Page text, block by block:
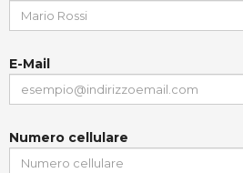
E-Mail
Numero cellulare